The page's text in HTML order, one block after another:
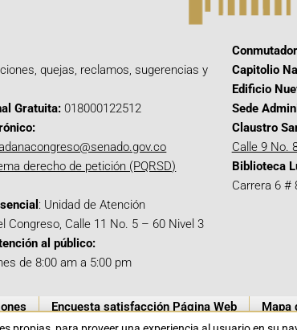
quejas, reclamos, sugerencias y
Gratuita: 018000122512
derecho de petición (PQRSD)
: Unidad de Atención
Congreso, Calle 11 No. 5 – 60 Nivel 3
al público:
de 8:00 am a 5:00 pm
Capitolio
Edificio
Sede
Claustro
Calle 9 No.
Biblioteca
Carrera 6 #
Encuesta satisfacción Página Web Mapa